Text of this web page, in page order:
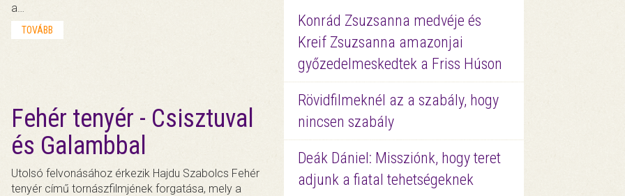
a…
TOVÁBB
Fehér tenyér - Csisztuval
és Galambbal
Utolsó felvonásához érkezik Hajdu Szabolcs Fehér
tenyér című tornászfilmjének forgatása, mely a
Konrád Zsuzsanna medvéje és
Kreif Zsuzsanna amazonjai
győzedelmeskedtek a Friss Húson
Rövidfilmeknél az a szabály, hogy
nincsen szabály
Deák Dániel: Missziónk, hogy teret
adjunk a fiatal tehetségeknek